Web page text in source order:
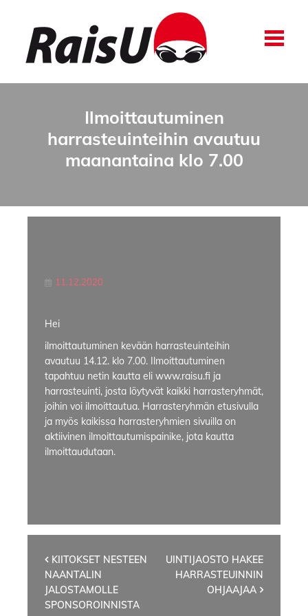
Ilmoittautuminen
harrasteuinteihin avautuu
maanantaina klo 7.00
11.12.2020
Hei
ilmoittautuminen kevään harrasteuinteihin
avautuu 14.12. klo 7.00. Ilmoittautuminen
tapahtuu netin kautta eli www.raisu.fi ja
harrasteuinti, josta löytyvät kaikki harrasteryhmät,
joihin voi ilmoittautua. Harrasteryhmän etusivulla
ja myös kaikissa harrasteryhmien sivuilla on
aktiivinen ilmoittautumispainike, jota kautta
ilmoittaudutaan.
Artikkelien
selaus
KIITOKSET NESTEEN
NAANTALIN
JALOSTAMOLLE
SPONSOROINNISTA
UINTIJAOSTO HAKEE
HARRASTEUINNIN
OHJAAJAA